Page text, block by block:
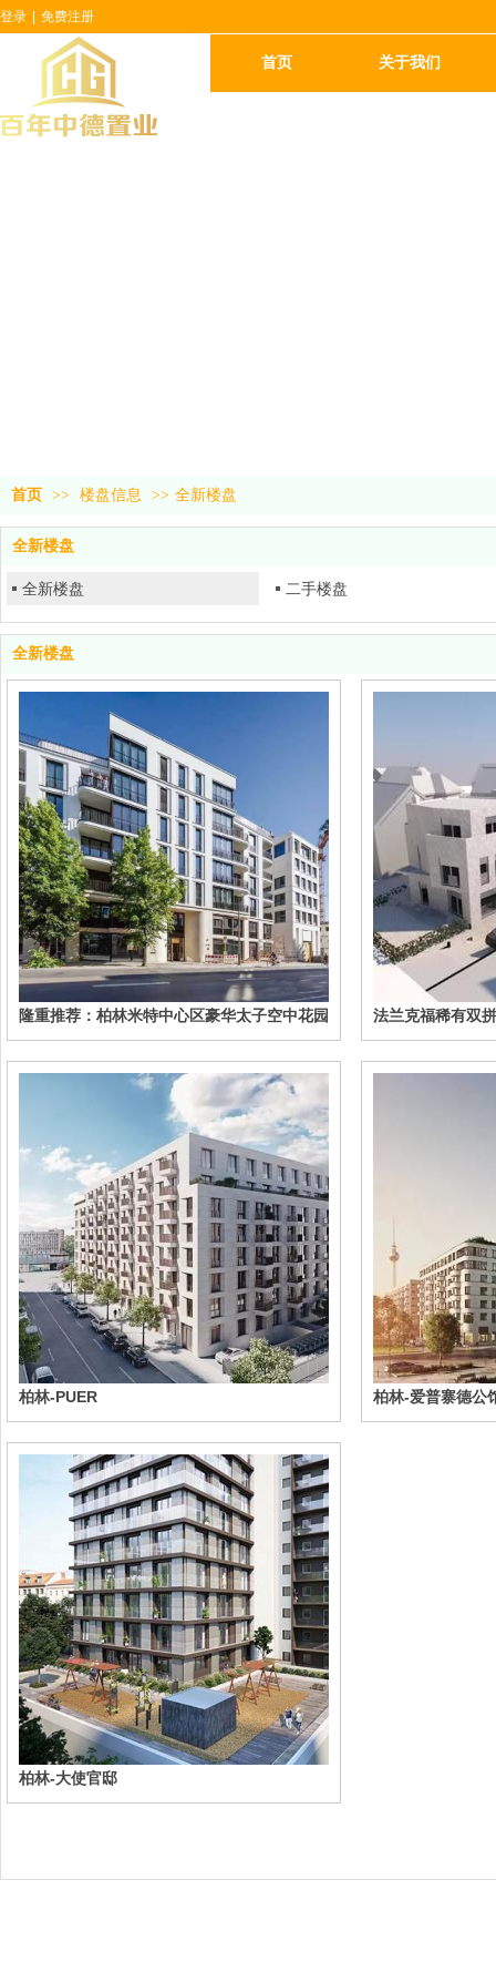
首页 关于我们
登录 免费注册
首页 >> 楼盘信息 >> 全新楼盘
全新楼盘
全新楼盘 二手楼盘
全新楼盘
隆重推荐：柏林米特中心区豪华太子空中花园
公寓/独享城市景观
法兰克福稀有双
柏林-PUER 柏林-爱普寨德公
柏林-大使官邸